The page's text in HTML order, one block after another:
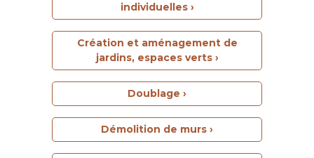
individuelles ›
Création et aménagement de
jardins, espaces verts ›
Doublage ›
Démolition de murs ›